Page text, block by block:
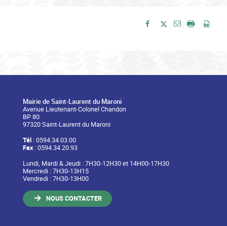
Partager sur Facebook
Partager sur
Envoyer par
Imprimer
Mairie de Saint-Laurent du Maroni
Avenue Lieutenant-Colonel Chandon
BP 80
97320 Saint-Laurent du Maroni
Tél: 0594.34.03.00
Fax: 0594.34.20.93
Lundi, Mardi & Jeudi : 7H30-12H30 et 14H00-17H30
Mercredi : 7H30-13H15
Vendredi : 7H30-13H00
NOUS CONTACTER